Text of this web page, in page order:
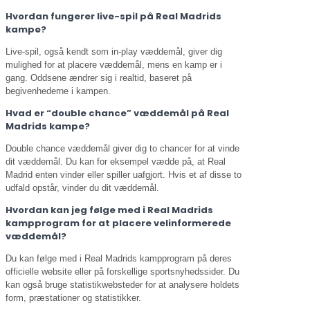
Hvordan fungerer live-spil på Real Madrids
kampe?
Live-spil, også kendt som in-play væddemål, giver dig
mulighed for at placere væddemål, mens en kamp er i
gang. Oddsene ændrer sig i realtid, baseret på
begivenhederne i kampen.
Hvad er “double chance” væddemål på Real
Madrids kampe?
Double chance væddemål giver dig to chancer for at vinde
dit væddemål. Du kan for eksempel vædde på, at Real
Madrid enten vinder eller spiller uafgjort. Hvis et af disse to
udfald opstår, vinder du dit væddemål.
Hvordan kan jeg følge med i Real Madrids
kampprogram for at placere velinformerede
væddemål?
Du kan følge med i Real Madrids kampprogram på deres
officielle website eller på forskellige sportsnyhedssider. Du
kan også bruge statistikwebsteder for at analysere holdets
form, præstationer og statistikker.